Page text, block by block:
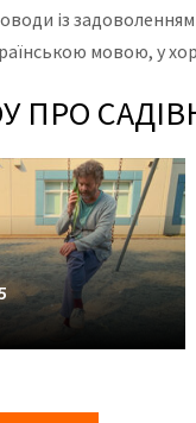
із
мовою, у
ПРО